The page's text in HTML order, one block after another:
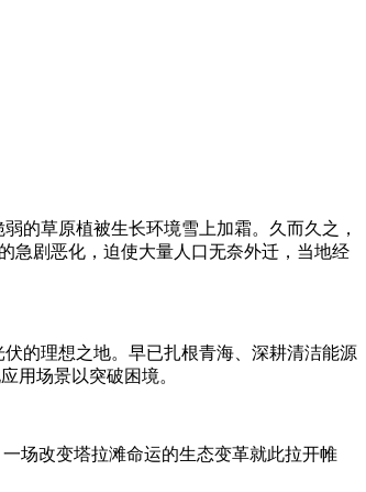
的草原植被生长环境雪上加霜。久而久之，
急剧恶化，迫使大量人口无奈外迁，当地经
的理想之地。早已扎根青海、深耕清洁能源
用场景以突破困境。
场改变塔拉滩命运的生态变革就此拉开帷